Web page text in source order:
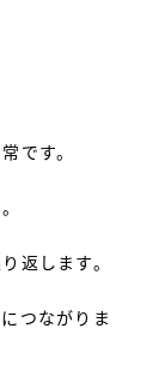
です。
返します。
つながりま